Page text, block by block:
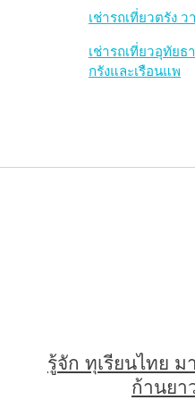
เช่ารถเที่ยวตรัง
เช่ารถเที่ยวอุทัย
กรังและเรือนแพ
รู้จัก ทุเรียนไทย
ก้านยา